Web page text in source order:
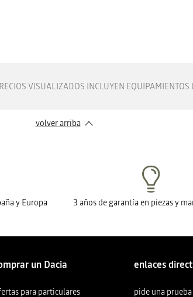
VISUALIZADOS INCLUYEN
volver arriba
y Europa 3 años de garantía en piezas y
un Dacia
para particulares
enlaces
pide una prueba